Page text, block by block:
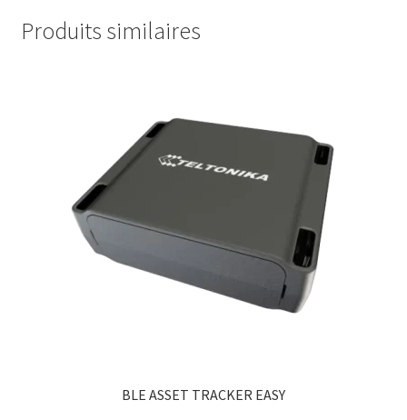
Produits similaires
BLE ASSET TRACKER EASY